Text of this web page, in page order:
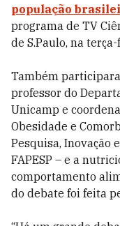
população
programa de TV
de S.Paulo, na
Também
professor do
Unicamp e
Obesidade e
Pesquisa, Inovação
FAPESP – e a
comportamento
do debate foi feita